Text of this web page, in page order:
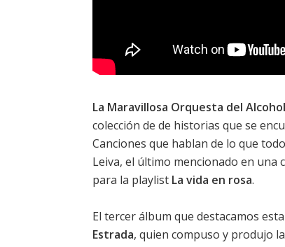
La Maravillosa Orquesta del Alcohol
colección de de historias que se
Canciones que hablan de lo que
Leiva, el último mencionado en una
para la playlist La vida en rosa.
El tercer álbum que destacamos
Estrada, quien compuso y produjo